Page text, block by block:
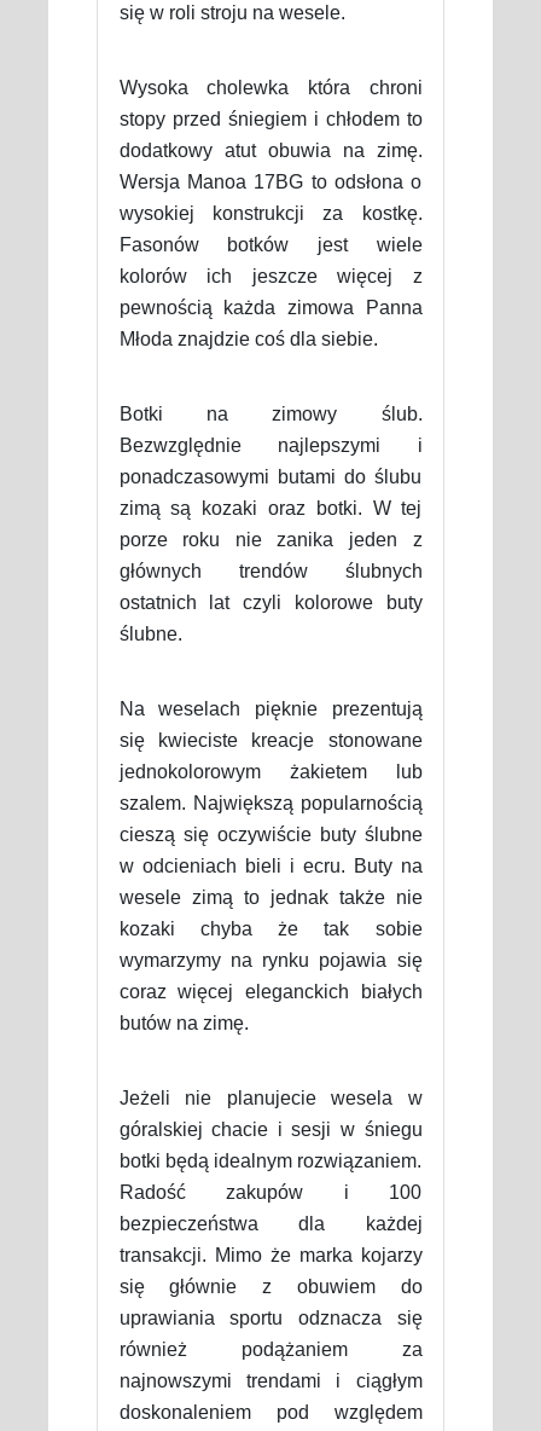
się w roli stroju na wesele.
Wysoka cholewka która chroni
stopy przed śniegiem i chłodem to
dodatkowy atut obuwia na zimę.
Wersja Manoa 17BG to odsłona o
wysokiej konstrukcji za kostkę.
Fasonów botków jest wiele
kolorów ich jeszcze więcej z
pewnością każda zimowa Panna
Młoda znajdzie coś dla siebie.
Botki na zimowy ślub.
Bezwzględnie najlepszymi i
ponadczasowymi butami do ślubu
zimą są kozaki oraz botki. W tej
porze roku nie zanika jeden z
głównych trendów ślubnych
ostatnich lat czyli kolorowe buty
ślubne.
Na weselach pięknie prezentują
się kwieciste kreacje stonowane
jednokolorowym żakietem lub
szalem. Największą popularnością
cieszą się oczywiście buty ślubne
w odcieniach bieli i ecru. Buty na
wesele zimą to jednak także nie
kozaki chyba że tak sobie
wymarzymy na rynku pojawia się
coraz więcej eleganckich białych
butów na zimę.
Jeżeli nie planujecie wesela w
góralskiej chacie i sesji w śniegu
botki będą idealnym rozwiązaniem.
Radość zakupów i 100
bezpieczeństwa dla każdej
transakcji. Mimo że marka kojarzy
się głównie z obuwiem do
uprawiania sportu odznacza się
również podążaniem za
najnowszymi trendami i ciągłym
doskonaleniem pod względem